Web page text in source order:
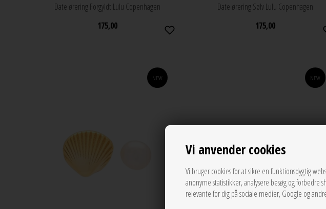
Vi anvender cookies
Vi bruger cookies for at sikre en funktionsdygtig
anonyme statistikker, analysere besøg og forbedre
relevante for dig på sociale medier, Google og
Date ørering Forgyldt Lulu Copenhagen
175,00
Date ørering Sølv Lulu Copenhagen
175,00
NEW NEW